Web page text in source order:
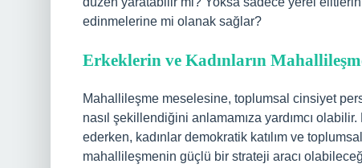
edinmelerine mi olanak sağlar?
Erkeklerin ve Kadınların
Mahallileşme meselesine, toplumsal cinsiyet
nasıl şekillendiğini anlamamıza yardımcı
ederken, kadınlar demokratik katılım ve
mahallileşmenin güçlü bir strateji aracı